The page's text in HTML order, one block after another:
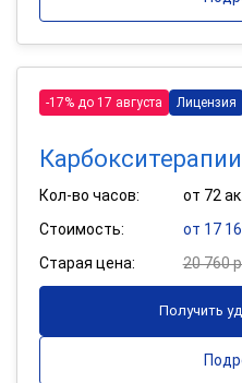
-17% до 17 августа Лицензия
Карбокситерапии
Кол-во часов:
от 72
Стоимость:
от 17
Старая цена:
20 760
Получить